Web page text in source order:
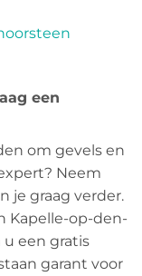
een
om gevels en
Neem
je graag verder.
Kapelle-op-den-
u een gratis
garant voor